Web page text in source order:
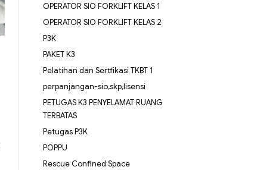
OPERATOR SIO FORKLIFT KELAS 1
OPERATOR SIO FORKLIFT KELAS 2
P3K
PAKET K3
Pelatihan dan Sertfikasi TKBT 1
perpanjangan-sio,skp,lisensi
PETUGAS K3 PENYELAMAT RUANG
TERBATAS
Petugas P3K
POPPU
Rescue Confined Space